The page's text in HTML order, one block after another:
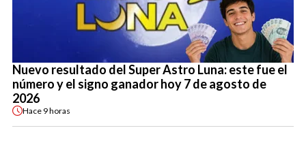
Nuevo resultado del Super Astro Luna: este fue el
número y el signo ganador hoy 7 de agosto de
2026
Hace 9 horas